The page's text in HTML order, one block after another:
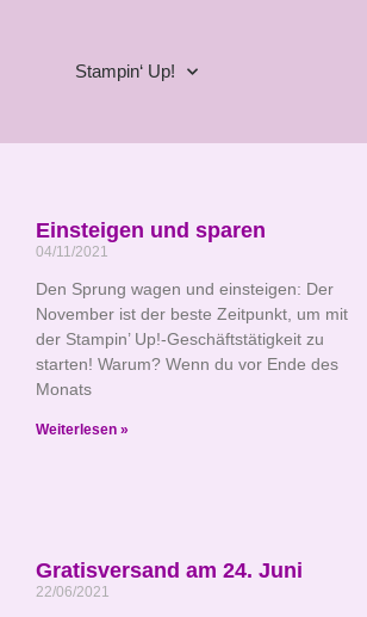
Stampin‘ Up!
Einsteigen und sparen
04/11/2021
Den Sprung wagen und einsteigen: Der
November ist der beste Zeitpunkt, um mit
der Stampin’ Up!-Geschäftstätigkeit zu
starten! Warum? Wenn du vor Ende des
Monats
Weiterlesen »
Gratisversand am 24. Juni
22/06/2021